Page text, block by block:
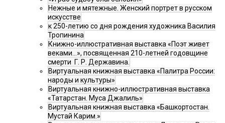
Нежные и мятежные. Женский портрет в русском
искусстве
к 250-летию со дня рождения художника Василия
Тропинина
Книжно-иллюстративная выставка «Поэт живет
веками…», посвященная 210-летней годовщине
смерти Г. Р. Державина.
Виртуальная книжная выставка «Палитра России:
народы и культуры»
Виртуальная книжно-иллюстративная выставка
«Татарстан. Муса Джалиль»
Виртуальная книжная выставка «Башкортостан.
Мустай Карим.»